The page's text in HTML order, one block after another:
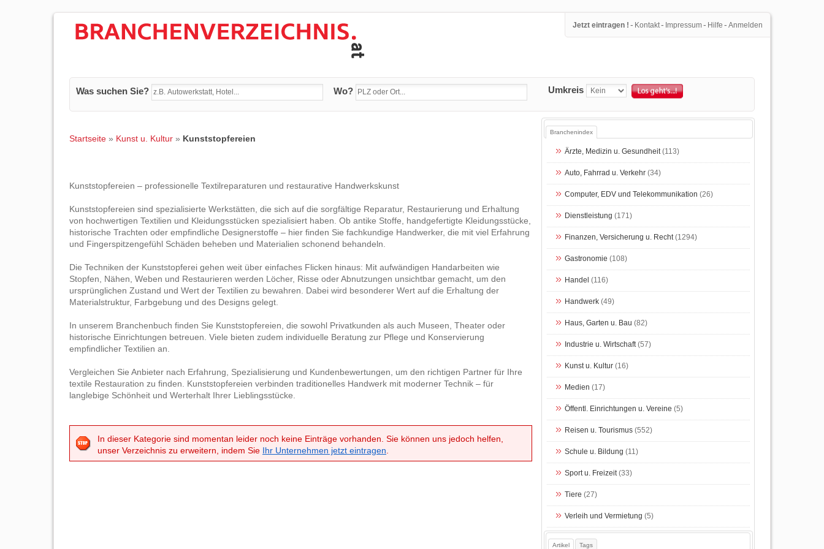
Jetzt eintragen ! - Kontakt- Impressum- Hilfe - Anmelden
Was suchen Sie? Wo? Umkreis
Startseite » Kunst u. Kultur » Kunststopfereien
Kunststopfereien – professionelle Textilreparaturen und restaurative Handwerkskunst
Kunststopfereien sind spezialisierte Werkstätten, die sich auf die sorgfältige Reparatur, Restaurierung und Erhaltung
von hochwertigen Textilien und Kleidungsstücken spezialisiert haben. Ob antike Stoffe, handgefertigte Kleidungsstücke,
historische Trachten oder empfindliche Designerstoffe – hier finden Sie fachkundige Handwerker, die mit viel Erfahrung
und Fingerspitzengefühl Schäden beheben und Materialien schonend behandeln.
Die Techniken der Kunststopferei gehen weit über einfaches Flicken hinaus: Mit aufwändigen Handarbeiten wie
Stopfen, Nähen, Weben und Restaurieren werden Löcher, Risse oder Abnutzungen unsichtbar gemacht, um den
ursprünglichen Zustand und Wert der Textilien zu bewahren. Dabei wird besonderer Wert auf die Erhaltung der
Materialstruktur, Farbgebung und des Designs gelegt.
In unserem Branchenbuch finden Sie Kunststopfereien, die sowohl Privatkunden als auch Museen, Theater oder
historische Einrichtungen betreuen. Viele bieten zudem individuelle Beratung zur Pflege und Konservierung
empfindlicher Textilien an.
Vergleichen Sie Anbieter nach Erfahrung, Spezialisierung und Kundenbewertungen, um den richtigen Partner für Ihre
textile Restauration zu finden. Kunststopfereien verbinden traditionelles Handwerk mit moderner Technik – für
langlebige Schönheit und Werterhalt Ihrer Lieblingsstücke.
In dieser Kategorie sind momentan leider noch keine Einträge vorhanden. Sie können uns jedoch helfen,
unser Verzeichnis zu erweitern, indem Sie Ihr Unternehmen jetzt eintragen
Branchenindex
Ärzte, Medizin u. Gesundheit(113)
Auto, Fahrrad u. Verkehr(34)
Computer, EDV und Telekommunikation (26)
Dienstleistung (171)
Finanzen, Versicherung u. Recht(1294)
Gastronomie (108)
Handel (116)
Handwerk(49)
Haus, Garten u. Bau (82)
Industrie u. Wirtschaft(57)
Kunst u. Kultur(16)
Medien (17)
Öffentl. Einrichtungen u. Vereine (5)
Reisen u. Tourismus(552)
Schule u. Bildung (11)
Sport u. Freizeit(33)
Tiere (27)
Verleih und Vermietung (5)
Artikel Tags